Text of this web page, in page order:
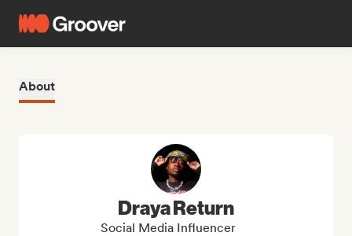
About
Draya Return
Social Media Influencer